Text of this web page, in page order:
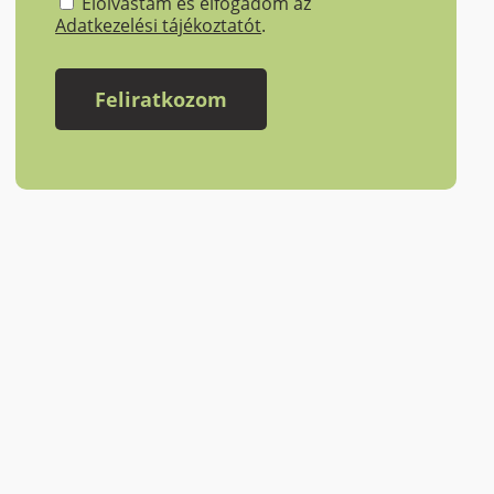
Adatkezelési tájékoztatót.